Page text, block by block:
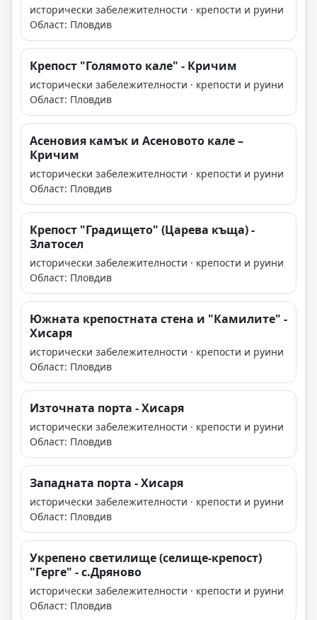
исторически забележителности · крепости и руини
Област: Пловдив
Крепост "Голямото кале" - Кричим
исторически забележителности · крепости и руини
Област: Пловдив
Асеновия камък и Асеновото кале –
Кричим
исторически забележителности · крепости и руини
Област: Пловдив
Крепост "Градището" (Царева къща) -
Златосел
исторически забележителности · крепости и руини
Област: Пловдив
Южната крепостната стена и "Камилите" -
Хисаря
исторически забележителности · крепости и руини
Област: Пловдив
Източната порта - Хисаря
исторически забележителности · крепости и руини
Област: Пловдив
Западната порта - Хисаря
исторически забележителности · крепости и руини
Област: Пловдив
Укрепено светилище (селище-крепост)
"Герге" - с.Дряново
исторически забележителности · крепости и руини
Област: Пловдив